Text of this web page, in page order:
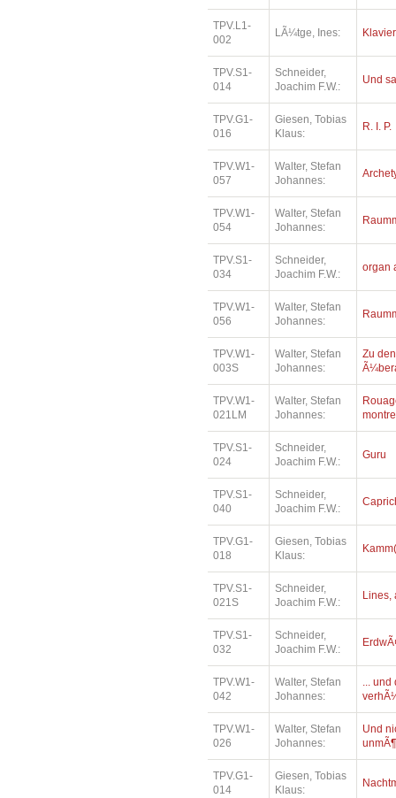
TPV.L1-
002
LÃ¼tge, Ines:
TPV.S1-
014
Schneider,
Joachim F.W.:
Und
TPV.G1-
016
Giesen, Tobias
Klaus:
R. I. P.
TPV.W1-
057
Walter, Stefan
Johannes:
TPV.W1-
054
Walter, Stefan
Johannes:
TPV.S1-
034
Schneider,
Joachim F.W.:
organ
TPV.W1-
056
Walter, Stefan
Johannes:
TPV.W1-
003S
Walter, Stefan
Johannes:
Zu
TPV.W1-
021LM
Walter, Stefan
Johannes:
montre
TPV.S1-
024
Schneider,
Joachim F.W.:
Guru
TPV.S1-
040
Schneider,
Joachim F.W.:
TPV.G1-
018
Giesen, Tobias
Klaus:
TPV.S1-
021S
Schneider,
Joachim F.W.:
Lines,
TPV.S1-
032
Schneider,
Joachim F.W.:
TPV.W1-
042
Walter, Stefan
Johannes:
... und
TPV.W1-
026
Walter, Stefan
Johannes:
Und
TPV.G1-
014
Giesen, Tobias
Klaus: